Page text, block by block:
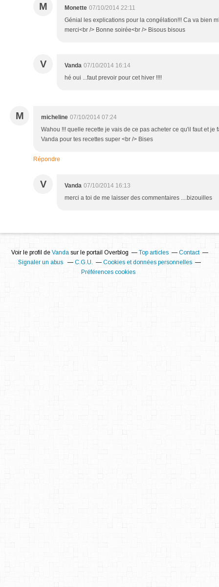
M Monette 07/10/2014 22:11
Génial les explications pour la congélation!!! Ca va bien
merci<br /> Bonne soirée<br /> Bisous bisous
V Vanda 07/10/2014 16:14
hé oui ...faut prevoir pour cet hiver !!!!
M micheline 07/10/2014 07:24
Wahou !!! quelle recette je vais de ce pas acheter ce qu'il faut et je
Vanda pour tes recettes super <br /> Bises
Répondre
V Vanda 07/10/2014 16:13
merci a toi de me laisser des commentaires ....bizouilles
Voir le profil de Vandasur le portail Overblog Top articles
Contact
Signaler un abus
C.G.U.
Cookies et données personnelles
Préférences cookies